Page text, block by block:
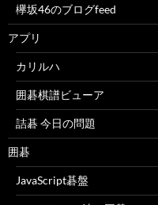
欅坂46のブログfeed
アプリ
カリルハ
囲碁棋譜ビューア
詰碁 今日の問題
囲碁
JavaScript碁盤